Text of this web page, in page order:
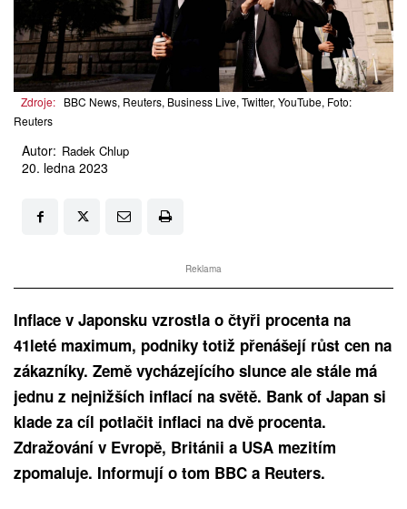
Zdroje: BBC News, Reuters, Business Live, Twitter, YouTube, Foto:
Reuters
Autor: Radek Chlup
20. ledna 2023
Reklama
Inflace v Japonsku vzrostla o čtyři procenta na
41leté maximum, podniky totiž přenášejí růst cen na
zákazníky. Země vycházejícího slunce ale stále má
jednu z nejnižších inflací na světě. Bank of Japan si
klade za cíl potlačit inflaci na dvě procenta.
Zdražování v Evropě, Británii a USA mezitím
zpomaluje. Informují o tom BBC a Reuters.